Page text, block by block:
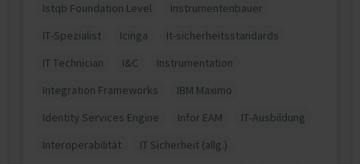
Istqb Foundation Level
Instrumentenbauer
IT-Spezialist
Icinga
It-sicherheitsstandards
IT Technician
I&C
Instrumentation
Integration Frameworks
IBM Maximo
Identity Services Engine
Infor EAM
IT-Ausbildung
Interoperabilität
IT Sicherheit (allg.)